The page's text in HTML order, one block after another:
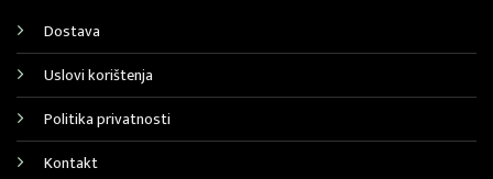
Dostava
Uslovi korištenja
Politika privatnosti
Kontakt